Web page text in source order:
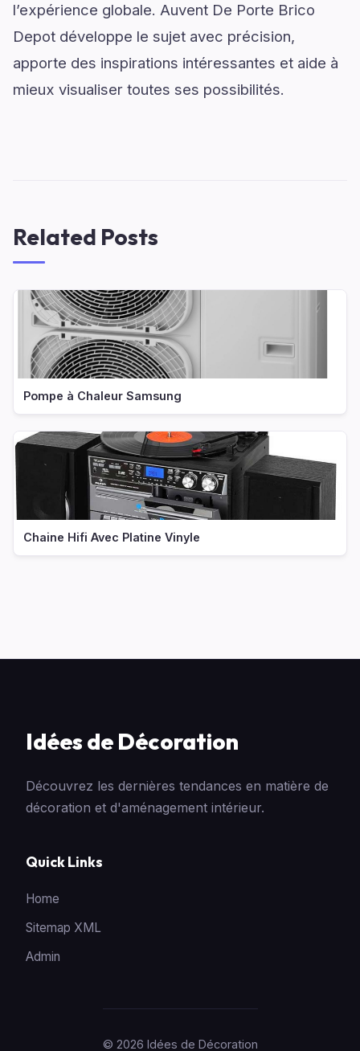
l’expérience globale. Auvent De Porte Brico
Depot développe le sujet avec précision,
apporte des inspirations intéressantes et aide à
mieux visualiser toutes ses possibilités.
Related Posts
Pompe à Chaleur Samsung
Chaine Hifi Avec Platine Vinyle
Idées de Décoration
Découvrez les dernières tendances en matière de
décoration et d'aménagement intérieur.
Quick Links
Home
Sitemap XML
Admin
© 2026 Idées de Décoration